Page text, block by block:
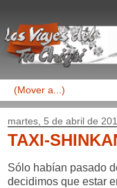
martes, 5 de abril de
TAXI-
Sólo habían pasado
decidimos que estar